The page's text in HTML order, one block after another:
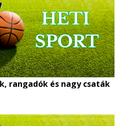
rangadók és nagy csaták